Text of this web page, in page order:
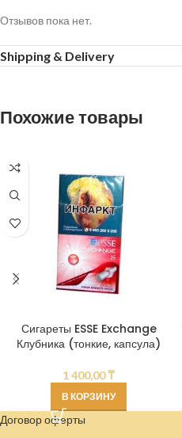
Отзывов пока нет.
Shipping & Delivery
Похожие товары
Сигареты ESSE Exchange
Клубника (тонкие, капсула)
1 400,00₸
В КОРЗИНУ
Договор оферты